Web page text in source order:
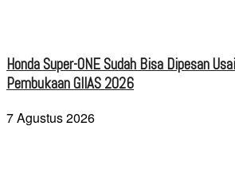
Honda Super-ONE Sudah Bisa Dipesan
Pembukaan GIIAS 2026
7 Agustus 2026